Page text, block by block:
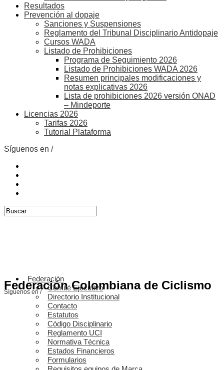
Resultados
Prevención al dopaje
Sanciones y Suspensiones
Reglamento del Tribunal Disciplinario Antidopaje
Cursos WADA
Listado de Prohibiciones
Programa de Seguimiento 2026
Listado de Prohibiciones WADA 2026
Resumen principales modificaciones y
notas explicativas 2026
Lista de prohibiciones 2026 versión ONAD
– Mindeporte
Licencias 2026
Tarifas 2026
Tutorial Plataforma
Síguenos en /
Federación Colombiana de Ciclismo
Síguenos en /
Federación
Comité Ejecutivo
Directorio Institucional
Contacto
Estatutos
Código Disciplinario
Reglamento UCI
Normativa Técnica
Estados Financieros
Formularios